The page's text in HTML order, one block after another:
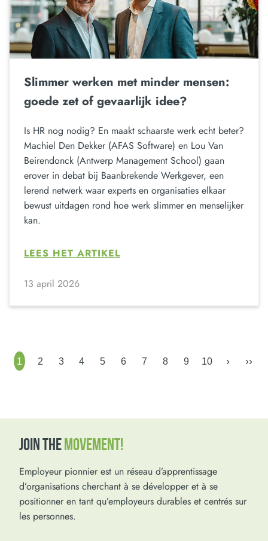
Slimmer werken met minder mensen:
goede zet of gevaarlijk idee?
Is HR nog nodig? En maakt schaarste werk echt beter?
Machiel Den Dekker (AFAS Software) en Lou Van
Beirendonck (Antwerp Management School) gaan
erover in debat bij Baanbrekende Werkgever, een
lerend netwerk waar experts en organisaties elkaar
bewust uitdagen rond hoe werk slimmer en menselijker
kan.
LEES HET ARTIKEL
13 april 2026
1 2 3 4 5 6 7 8 9 10 › ››
JOIN THEMOVEMENT!
Employeur pionnier est un réseau d’apprentissage
d’organisations cherchant à se développer et à se
positionner en tant qu’employeurs durables et centrés sur
les personnes.